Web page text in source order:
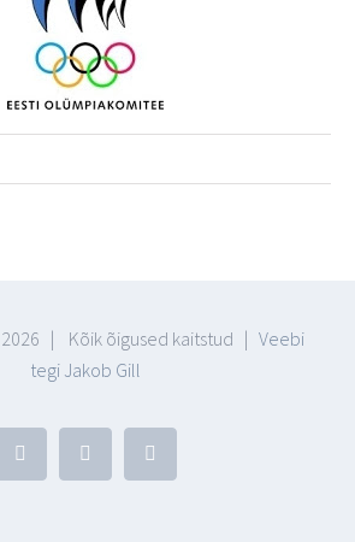
2026 | Kõik õigused kaitstud | Veebi
tegi Jakob Gill
FacebookYouTubeBlogger